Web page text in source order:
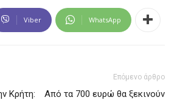
Viber WhatsApp
Κρήτη:
Επόμενο άρθρο
Από τα 700 ευρώ θα ξεκινούν